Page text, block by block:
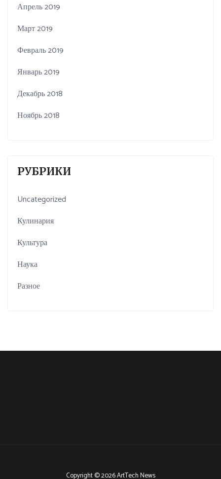
Апрель 2019
Март 2019
Февраль 2019
Январь 2019
Декабрь 2018
Ноябрь 2018
РУБРИКИ
Uncategorized
Кулинария
Культура
Наука
Разное
Copyright © 2026 ArtTech News